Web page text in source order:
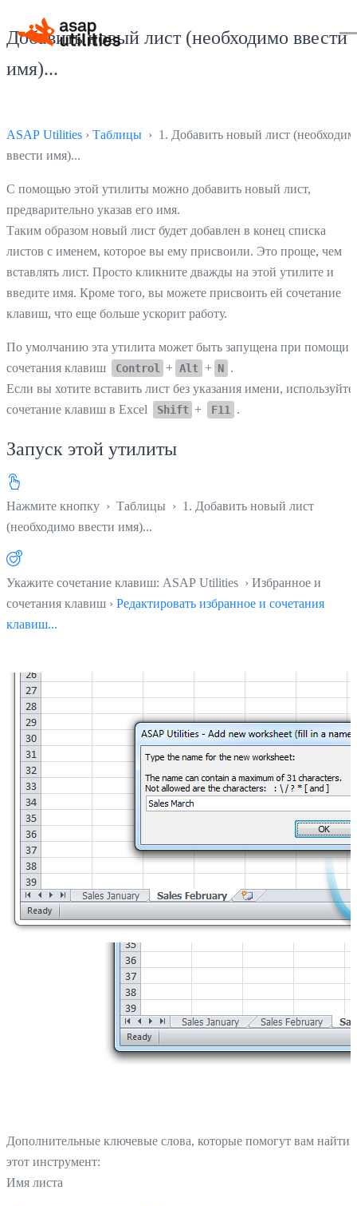
Добавить новый лист (необходимо ввести
имя)...
ASAP Utilities › Таблицы › 1. Добавить новый лист
ввести имя)...
С помощью этой утилиты можно добавить новый лист,
предварительно указав его имя.
Таким образом новый лист будет добавлен в конец списка
листов с именем, которое вы ему присвоили. Это проще, чем
вставлять лист. Просто кликните дважды на этой утилите и
введите имя. Кроме того, вы можете присвоить ей сочетание
клавиш, что еще больше ускорит работу.
По умолчанию эта утилита может быть запущена при помощи
сочетания клавиш
Control + Alt + N .
Если вы хотите вставить лист без указания имени, используйте
сочетание клавиш в Excel
Shift + F11 .
Запуск этой утилиты
Нажмите кнопку › Таблицы › 1. Добавить новый лист
(необходимо ввести имя)...
Укажите сочетание клавиш: ASAP Utilities › Избранное и
сочетания клавиш › Редактировать избранное и сочетания
клавиш...
Дополнительные ключевые слова, которые помогут вам найти
этот инструмент:
Имя листа